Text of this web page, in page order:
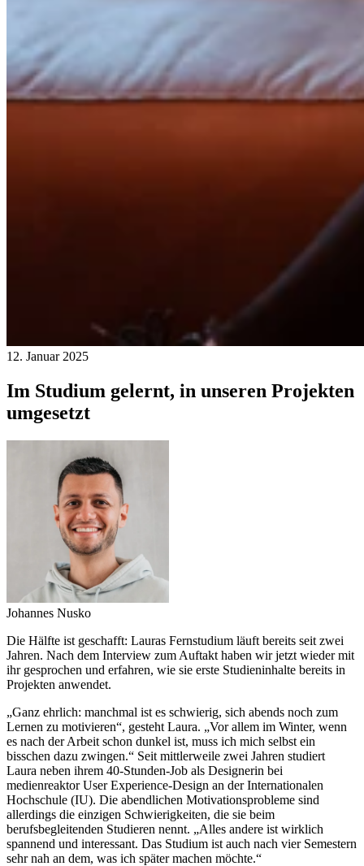
12. Januar 2025
Im Studium gelernt, in unseren Projekten
umgesetzt
Johannes Nusko
Die Hälfte ist geschafft: Lauras Fernstudium läuft bereits seit zwei
Jahren. Nach dem Interview zum Auftakt haben wir jetzt wieder mit
ihr gesprochen und erfahren, wie sie erste Studieninhalte bereits in
Projekten anwendet.
„Ganz ehrlich: manchmal ist es schwierig, sich abends noch zum
Lernen zu motivieren“, gesteht Laura. „Vor allem im Winter, wenn
es nach der Arbeit schon dunkel ist, muss ich mich selbst ein
bisschen dazu zwingen.“ Seit mittlerweile zwei Jahren studiert
Laura neben ihrem 40-Stunden-Job als Designerin bei
medienreaktor User Experience-Design an der Internationalen
Hochschule (IU). Die abendlichen Motivationsprobleme sind
allerdings die einzigen Schwierigkeiten, die sie beim
berufsbegleitenden Studieren nennt. „Alles andere ist wirklich
spannend und interessant. Das Studium ist auch nach vier Semestern
sehr nah an dem, was ich später machen möchte.“